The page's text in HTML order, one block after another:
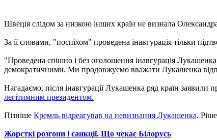
Швеція слідом за низкою інших країн не визнала
За її словами, "поспіхом" проведена інавгурація тільки
"Проведена спішно і без оголошення інавгурація
демократичними. Ми продовжуємо вважати Лукашенка
Нагадаємо, після інавгурації Лукашенка ряд країн
легітимним президентом.
Пізніше Кремль відреагував на невизнання Лукашенка.
Жорсткі розгони і санкції. Що чекає Білорусь